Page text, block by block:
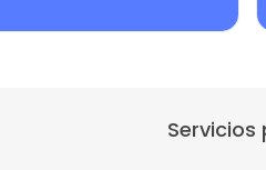
Servicios